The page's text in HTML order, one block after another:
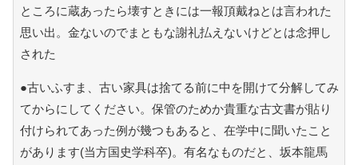
ところに蔵あったら壊すときには一報頂戴ねとは言われた
思い出。金ないのでまともな謝礼払えないけどとは念押し
された
●古いふすま、古い家具は捨てる前に中を開けて分解してみ
てからにしてください。保管のためか貴重な古文書が貼り
付けられてあった例が幾つもあると、在学中に聞いたこと
があります(当方国史学科卒)。有名なものだと、坂本龍馬